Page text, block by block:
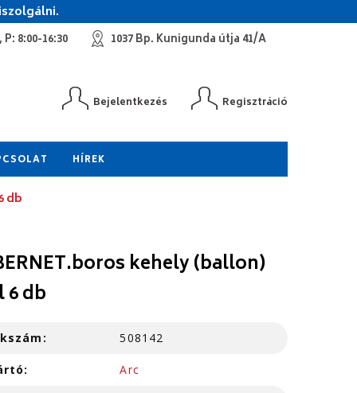
8:00-16:30 1037 Bp. Kunigunda útja 41/A
Bejelentkezés Regisztráció
HÍREK
db
kehely (ballon)
6 db
508142
Arc